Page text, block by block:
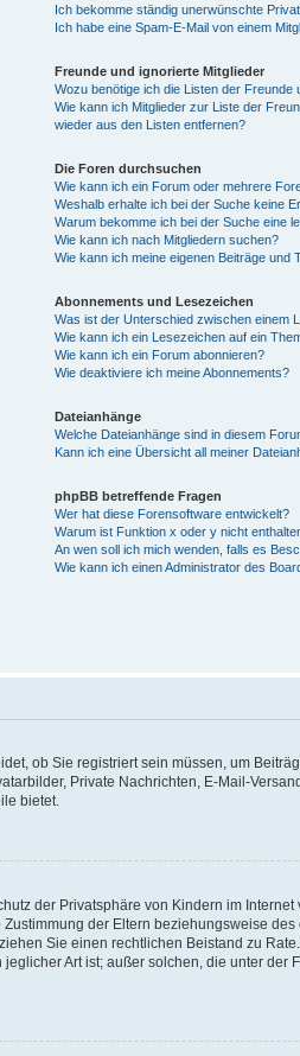
Ich bekomme ständig unerwünschte
Ich habe eine Spam-E-Mail von einem
Freunde und ignorierte Mitglieder
Wozu benötige ich die Listen der Freunde
Wie kann ich Mitglieder zur Liste der
wieder aus den Listen entfernen?
Die Foren durchsuchen
Wie kann ich ein Forum oder mehrere
Weshalb erhalte ich bei der Suche keine
Warum bekomme ich bei der Suche eine
Wie kann ich nach Mitgliedern suchen?
Wie kann ich meine eigenen Beiträge und
Abonnements und Lesezeichen
Was ist der Unterschied zwischen einem
Wie kann ich ein Lesezeichen auf ein
Wie kann ich ein Forum abonnieren?
Wie deaktiviere ich meine Abonnements?
Dateianhänge
Welche Dateianhänge sind in diesem
Kann ich eine Übersicht all meiner
phpBB betreffende Fragen
Wer hat diese Forensoftware entwickelt?
Warum ist Funktion x oder y nicht
An wen soll ich mich wenden, falls es
Wie kann ich einen Administrator des
ob Sie registriert sein müssen, um
Private Nachrichten, E-Mail-
bietet.
der Privatsphäre von Kindern im
der Eltern beziehungsweise
Sie einen rechtlichen Beistand zu
Art ist; außer solchen, die unter der